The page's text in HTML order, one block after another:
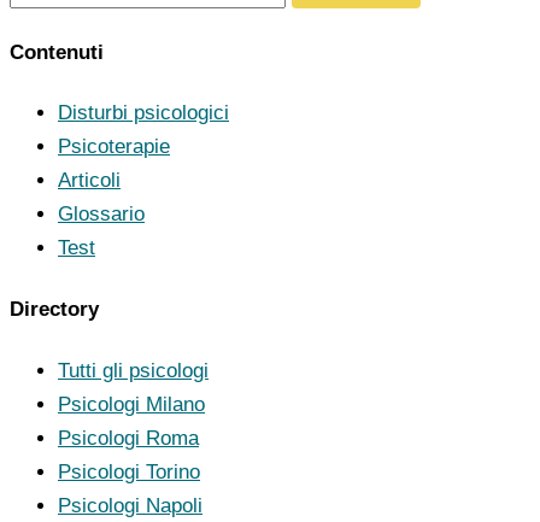
Contenuti
Disturbi psicologici
Psicoterapie
Articoli
Glossario
Test
Directory
Tutti gli psicologi
Psicologi Milano
Psicologi Roma
Psicologi Torino
Psicologi Napoli